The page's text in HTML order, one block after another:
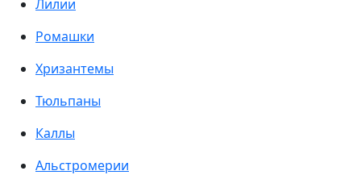
Лилии
Ромашки
Хризантемы
Тюльпаны
Каллы
Альстромерии